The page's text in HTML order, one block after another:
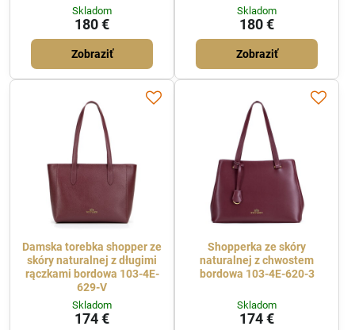
Skladom
180 €
Zobraziť
Skladom
180 €
Zobraziť
Damska torebka shopper ze
skóry naturalnej z długimi
rączkami bordowa 103-4E-
629-V
Skladom
174 €
Shopperka ze skóry
naturalnej z chwostem
bordowa 103-4E-620-3
Skladom
174 €